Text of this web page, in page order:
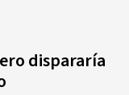
dispararía